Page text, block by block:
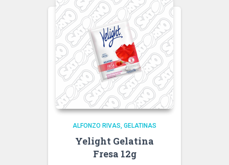
ALFONZO RIVAS GELATINAS
Yelight Gelatina
Fresa 12g